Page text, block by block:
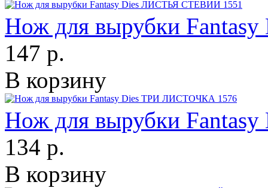
Нож для вырубки
147 р.
В корзину
Нож для вырубки
134 р.
В корзину